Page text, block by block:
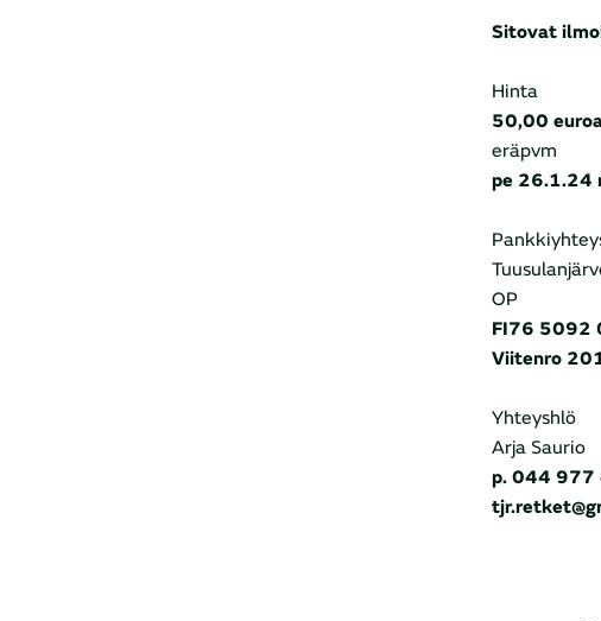
Sitovat
Hinta
50,00
eräpvm
pe 26.1.24
OP
FI76 5092
Viitenro
Yhteyshlö
Arja Saurio
p. 044 977